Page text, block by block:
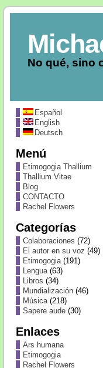
No qué, sino
Español
English
Deutsch
Menú
Etimogogia Thallium
Thallium Vitae
Blog
CONTACTO
Rachel Flowers
Categorías
Colaboraciones (72)
El autor en su voz (49)
Etimogogia(191)
Lengua(63)
Libros (34)
Mundialización(46)
Música(218)
Sapere aude(30)
Enlaces
Ars humana
Etimogogia
Rachel Flowers